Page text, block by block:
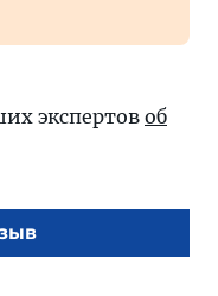
экспертов об